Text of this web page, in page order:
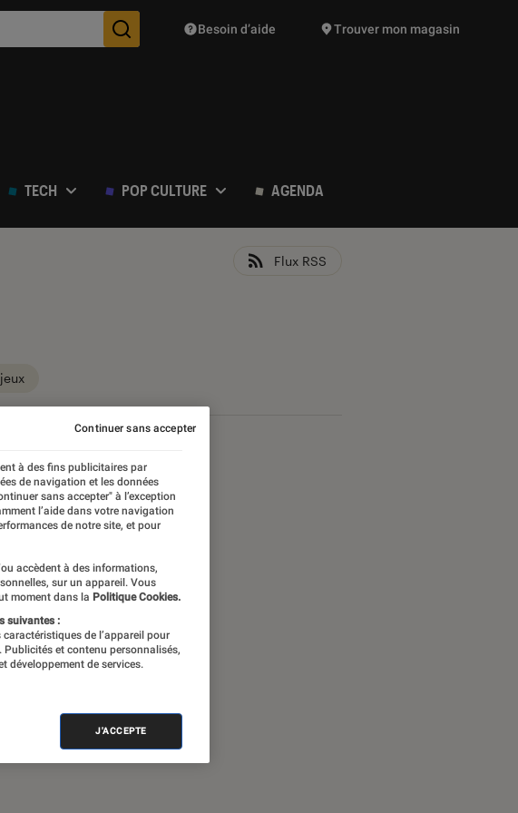
Des suggestions de produits vont vous être proposées
Besoin d’aide Trouver mon magasin
TECH POP CULTURE AGENDA
Flux RSS
LEGO James Bond
à des fins publicitaires par
de navigation et les données
sans accepter" à l’exception
l’aide dans votre navigation
de notre site, et pour
accèdent à des informations,
sur un appareil. Vous
moment dans la Politique Cookies.
suivantes :
de l’appareil pour
et contenu personnalisés,
développement de services.
J'ACCEPTE
Continuer sans accepter